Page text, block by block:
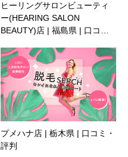
ヒーリングサロンビューティ
ー(HEARING SALON
BEAUTY)店 | 福島県 | 口コ…
プメハナ店 | 栃木県 | 口コミ・
評判